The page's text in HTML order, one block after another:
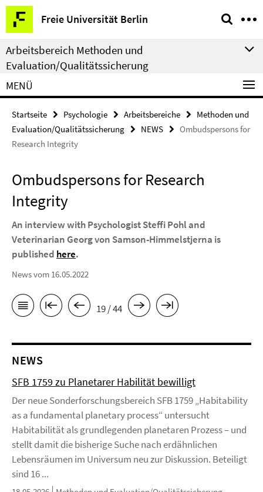
Springe
direkt
zu
Inhalt
Freie Universität Berlin
Service-
Navigation
Arbeitsbereich Methoden und
Evaluation/Qualitätssicherung
MENÜ
Startseite Psychologie Arbeitsbereiche
Methoden und
Evaluation/Qualitätssicherung
NEWS
Ombudspersons for
Research Integrity
Ombudspersons for Research
Integrity
An interview with Psychologist Steffi Pohl and
Veterinarian Georg von Samson-Himmelstjerna is
published here.
News vom 16.05.2022
19 / 44
NEWS
SFB 1759 zu Planetarer Habilität bewilligt
Der neue Sonderforschungsbereich SFB 1759 „Habitability
as a fundamental planetary process“ untersucht
Habitabilität als grundlegenden planetaren Prozess – und
stellt damit die bisherige Suche nach erdähnlichen
Lebensräumen im Universum neu zur Diskussion. Beteiligt
sind 16 ...